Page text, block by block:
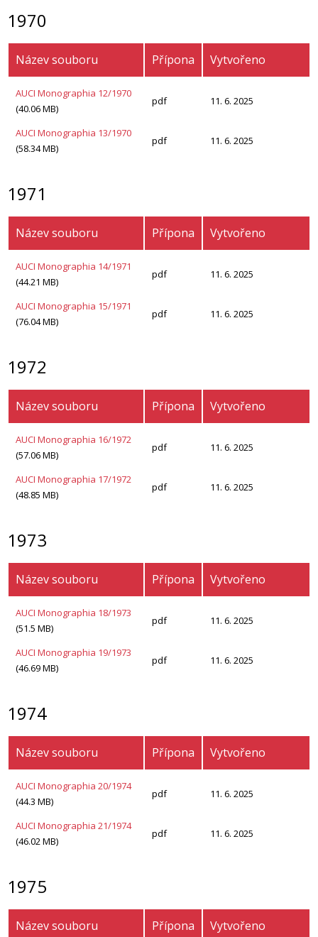
1970
Název souboru Přípona Vytvořeno
AUCI Monographia 12/1970
(40.06 MB)
pdf 11. 6. 2025
AUCI Monographia 13/1970
(58.34 MB)
pdf 11. 6. 2025
1971
Název souboru Přípona Vytvořeno
AUCI Monographia 14/1971
(44.21 MB)
pdf 11. 6. 2025
AUCI Monographia 15/1971
(76.04 MB)
pdf 11. 6. 2025
1972
Název souboru Přípona Vytvořeno
AUCI Monographia 16/1972
(57.06 MB)
pdf 11. 6. 2025
AUCI Monographia 17/1972
(48.85 MB)
pdf 11. 6. 2025
1973
Název souboru Přípona Vytvořeno
AUCI Monographia 18/1973
(51.5 MB)
pdf 11. 6. 2025
AUCI Monographia 19/1973
(46.69 MB)
pdf 11. 6. 2025
1974
Název souboru Přípona Vytvořeno
AUCI Monographia 20/1974
(44.3 MB)
pdf 11. 6. 2025
AUCI Monographia 21/1974
(46.02 MB)
pdf 11. 6. 2025
1975
Název souboru Přípona Vytvořeno